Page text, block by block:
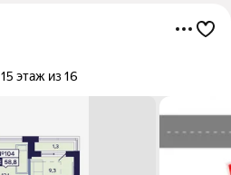
15 этаж из 16